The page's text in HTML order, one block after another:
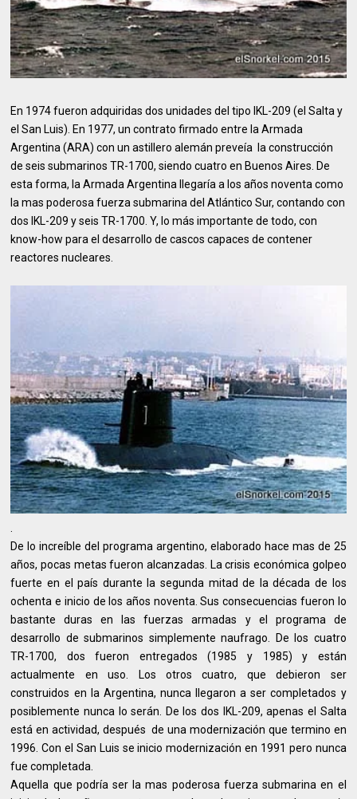
En 1974 fueron adquiridas dos unidades del tipo IKL-209 (el Salta y
el San Luis). En 1977, un contrato firmado entre la Armada
Argentina (ARA) con un astillero alemán preveía la construcción
de seis submarinos TR-1700, siendo cuatro en Buenos Aires. De
esta forma, la Armada Argentina llegaría a los años noventa como
la mas poderosa fuerza submarina del Atlántico Sur, contando con
dos IKL-209 y seis TR-1700. Y, lo más importante de todo, con
know-how para el desarrollo de cascos capaces de contener
reactores nucleares.
De lo increíble del programa argentino, elaborado hace mas de 25
años, pocas metas fueron alcanzadas. La crisis económica golpeo
fuerte en el país durante la segunda mitad de la década de los
ochenta e inicio de los años noventa. Sus consecuencias fueron lo
bastante duras en las fuerzas armadas y el programa de
desarrollo de submarinos simplemente naufrago. De los cuatro
TR-1700, dos fueron entregados (1985 y 1985) y están
actualmente en uso. Los otros cuatro, que debieron ser
construidos en la Argentina, nunca llegaron a ser completados y
posiblemente nunca lo serán. De los dos IKL-209, apenas el Salta
está en actividad, después de una modernización que termino en
1996. Con el San Luis se inicio modernización en 1991 pero nunca
fue completada.
Aquella que podría ser la mas poderosa fuerza submarina en el